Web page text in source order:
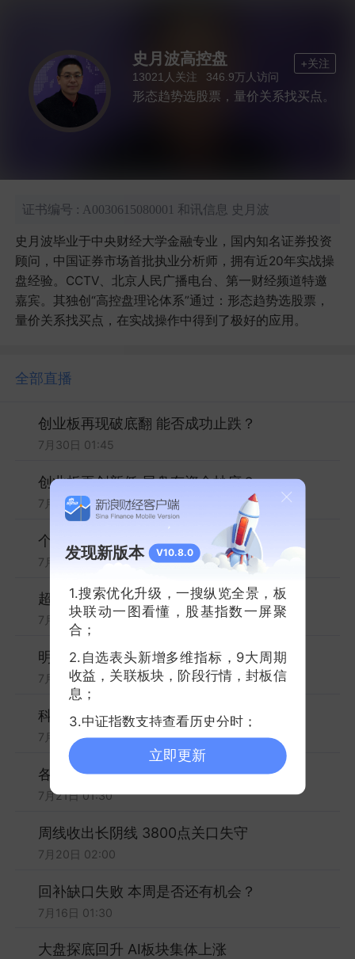
+关注
史月波高控盘
13021 人关注 346.9万 人访问
形态趋势选股票，量价关系找买点。
证书编号 : A0030615080001 和讯信息 史月波
史月波毕业于中央财经大学金融专业，国内知名证券投资
顾问，中国证券市场首批执业分析师，拥有近20年实战操
盘经验。CCTV、北京人民广播电台、第一财经频道特邀
嘉宾。其独创“高控盘理论体系”通过：形态趋势选股票，
量价关系找买点，在实战操作中得到了极好的应用。
全部直播
创业板再现破底翻 能否成功止跌？
7月30日 01:45
创业板再创新低 尾盘有资金抄底？
7月29日 01:45
个股形成普跌行情 能否止跌
7月27日 01:45
超跌板块迎来普涨 行情进入修复期
7月24日 01:45
明日“大暑”节气 大盘能否回补缺口？
7月23日 01:30
科创板探底回升 AI方向集体拉升
7月22日 01:30
各路资金进场抄底 大盘能否触底反弹？
7月21日 01:30
周线收出长阴线 3800点关口失守
7月20日 02:00
回补缺口失败 本周是否还有机会？
7月16日 01:30
大盘探底回升 AI板块集体上涨
发现新版本 V10.8.0
1.搜索优化升级，一搜纵览全景，板
块联动一图看懂，股基指数一屏聚
合；
2.自选表头新增多维指标，9大周期
收益，关联板块，阶段行情，封板信
息；
3.中证指数支持查看历史分时；
立即更新